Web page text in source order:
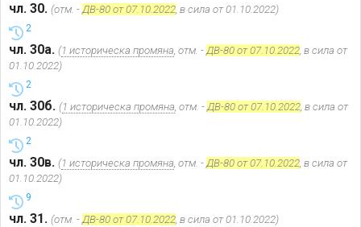
чл. 30. (отм. - ДВ-80 от 07.10.2022, в сила от 01.10.2022)
2
чл. 30а. (1 историческа промяна, отм. - ДВ-80 от 07.10.2022, в сила от
01.10.2022)
2
чл. 30б. (1 историческа промяна, отм. - ДВ-80 от 07.10.2022, в сила от
01.10.2022)
2
чл. 30в. (1 историческа промяна, отм. - ДВ-80 от 07.10.2022, в сила от
01.10.2022)
9
чл. 31. (отм. - ДВ-80 от 07.10.2022, в сила от 01.10.2022)